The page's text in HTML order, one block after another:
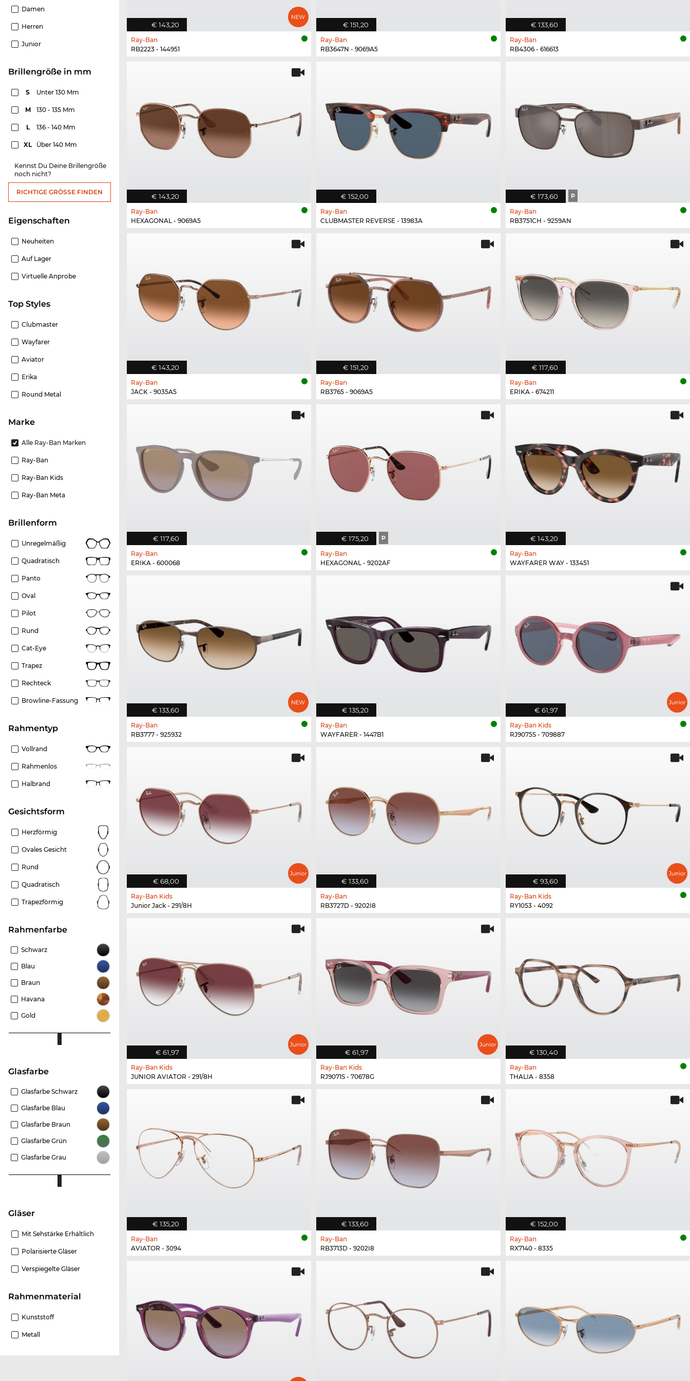
Damen
Herren
Junior
Brillengröße in mm
S Unter 130 Mm
M 130 - 135 Mm
L 136 - 140 Mm
XL Über 140 Mm
Kennst Du Deine Brillengröße
noch nicht?
RICHTIGE GRÖSSE FINDEN
Eigenschaften
Neuheiten
Auf Lager
Virtuelle Anprobe
Top Styles
Clubmaster
Wayfarer
Aviator
Erika
Round Metal
Marke
Alle Ray-Ban Marken
Ray-Ban
Ray-Ban Kids
Ray-Ban Meta
Brillenform
Unregelmäßig
Quadratisch
Panto
Oval
Pilot
Rund
Cat-Eye
Trapez
Rechteck
Browline-Fassung
Rahmentyp
Vollrand
Rahmenlos
Halbrand
Gesichtsform
Herzförmig
Ovales Gesicht
Rund
Quadratisch
Trapezförmig
Rahmenfarbe
Schwarz
Blau
Braun
Havana
Gold
Glasfarbe
Glasfarbe Schwarz
Glasfarbe Blau
Glasfarbe Braun
Glasfarbe Grün
Glasfarbe Grau
Gläser
Mit Sehstärke Erhältlich
Polarisierte Gläser
Verspiegelte Gläser
Rahmenmaterial
Kunststoff
Metall
€ 143,20
Ray-Ban
RB2223 - 144951
€ 151,20
Ray-Ban
RB3647N - 9069A5
€ 133,60
Ray-Ban
RB4306 - 616613
€ 143,20
Ray-Ban
HEXAGONAL - 9069A5
€ 152,00
Ray-Ban
CLUBMASTER REVERSE - 13983A
€ 173,60 P
Ray-Ban
RB3751CH - 9259AN
€ 143,20
Ray-Ban
JACK - 9035A5
€ 151,20
Ray-Ban
RB3765 - 9069A5
€ 117,60
Ray-Ban
ERIKA - 674211
€ 117,60
Ray-Ban
ERIKA - 600068
€ 175,20 P
Ray-Ban
HEXAGONAL - 9202AF
€ 143,20
Ray-Ban
WAYFARER WAY - 133451
€ 133,60
Ray-Ban
RB3777 - 925932
€ 135,20
Ray-Ban
WAYFARER - 1447B1
€ 61,97
Ray-Ban Kids
RJ9075S - 709887
€ 68,00
Ray-Ban Kids
Junior Jack - 291/8H
€ 133,60
Ray-Ban
RB3727D - 9202I8
€ 93,60
Ray-Ban Kids
RY1053 - 4092
€ 61,97
Ray-Ban Kids
JUNIOR AVIATOR - 291/8H
€ 61,97
Ray-Ban Kids
RJ9071S - 70678G
€ 130,40
Ray-Ban
THALIA - 8358
€ 135,20
Ray-Ban
AVIATOR - 3094
€ 133,60
Ray-Ban
RB3713D - 9202I8
€ 152,00
Ray-Ban
RX7140 - 8335